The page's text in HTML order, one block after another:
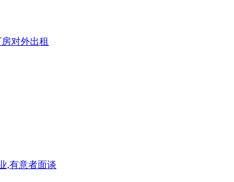
对外出租
,有意者面谈